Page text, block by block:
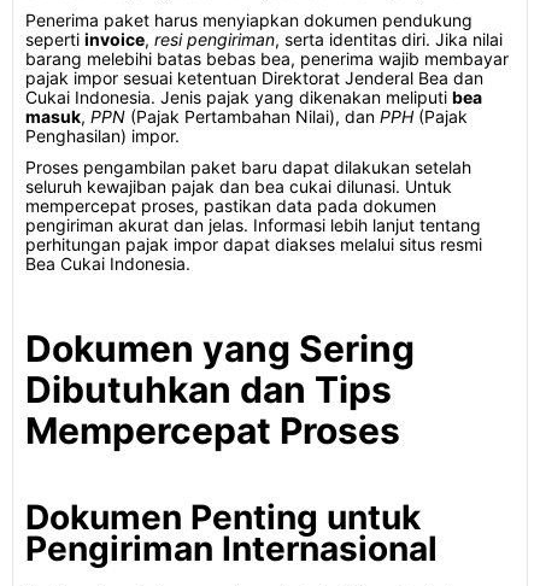
Penerima paket harus menyiapkan dokumen pendukung
seperti invoice, resi pengiriman, serta identitas diri. Jika nilai
barang melebihi batas bebas bea, penerima wajib membayar
pajak impor sesuai ketentuan Direktorat Jenderal Bea dan
Cukai Indonesia. Jenis pajak yang dikenakan meliputi bea
masuk, PPN (Pajak Pertambahan Nilai), dan PPH (Pajak
Penghasilan) impor.
Proses pengambilan paket baru dapat dilakukan setelah
seluruh kewajiban pajak dan bea cukai dilunasi. Untuk
mempercepat proses, pastikan data pada dokumen
pengiriman akurat dan jelas. Informasi lebih lanjut tentang
perhitungan pajak impor dapat diakses melalui situs resmi
Bea Cukai Indonesia.
Dokumen yang Sering
Dibutuhkan dan Tips
Mempercepat Proses
Dokumen Penting untuk
Pengiriman Internasional